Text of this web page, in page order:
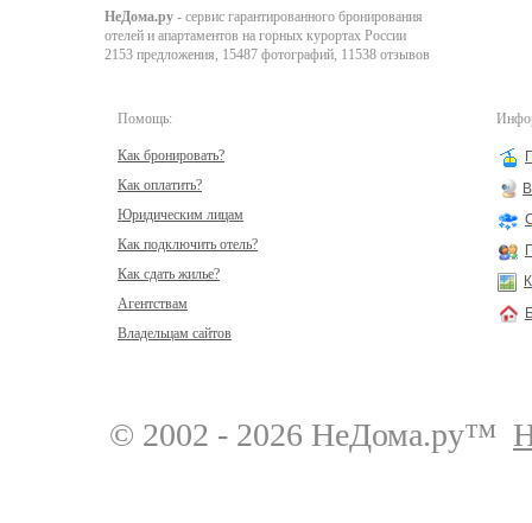
НеДома.ру - сервис гарантированного бронирования
отелей и апартаментов на горных курортах России
2153 предложения, 15487 фотографий, 11538 отзывов
Помощь:
Как бронировать?
Как оплатить?
Юридическим лицам
Как подключить отель?
Как сдать жилье?
Агентствам
Владельцам сайтов
© 2002 - 2026 НеДома.ру™